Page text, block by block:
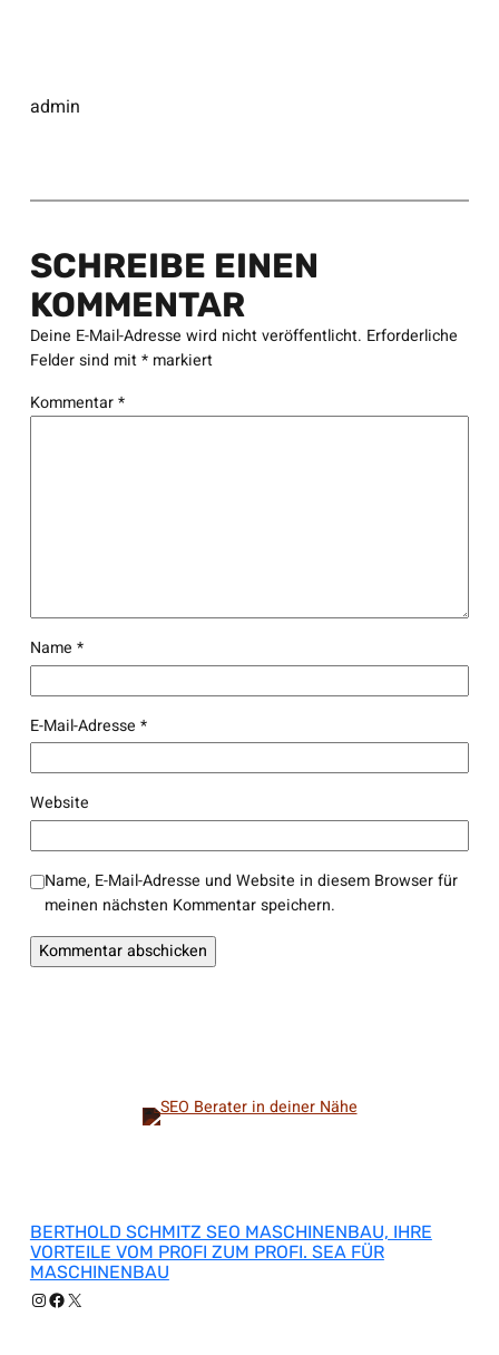
admin
SCHREIBE EINEN
KOMMENTAR
Deine E-Mail-Adresse wird nicht veröffentlicht. Erforderliche
Felder sind mit*markiert
Kommentar*
Name *
E-Mail-Adresse *
Website
Name, E-Mail-Adresse und Website in diesem Browser für
meinen nächsten Kommentar speichern.
BERTHOLD SCHMITZ SEO MASCHINENBAU, IHRE
VORTEILE VOM PROFI ZUM PROFI. SEA FÜR
MASCHINENBAU
Instagram
Facebook
X